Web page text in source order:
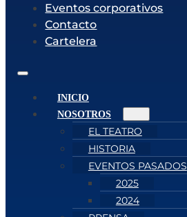
Eventos corporativos
Contacto
Cartelera
INICIO
NOSOTROS
EL TEATRO
HISTORIA
EVENTOS PASADOS
2025
2024